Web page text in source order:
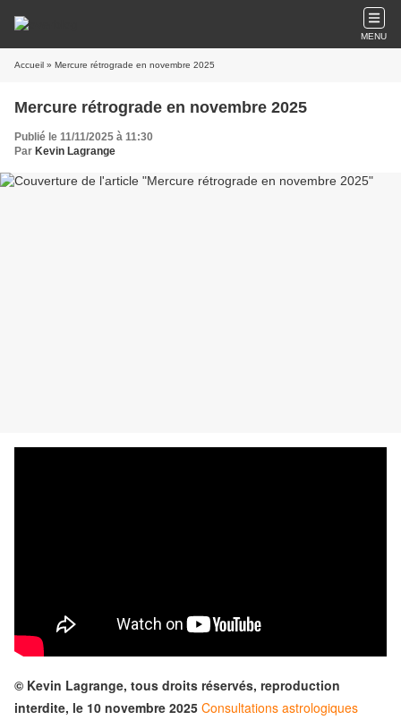
MENU
Accueil » Mercure rétrograde en novembre 2025
Mercure rétrograde en novembre 2025
Publié le 11/11/2025 à 11:30
Par Kevin Lagrange
© Kevin Lagrange, tous droits réservés, reproduction
interdite, le 10 novembre 2025 Consultations astrologiques